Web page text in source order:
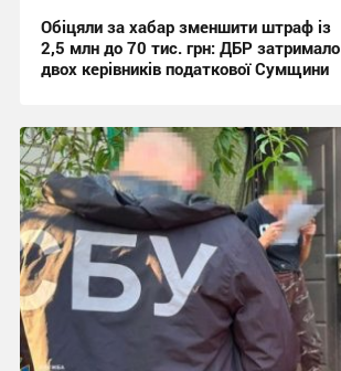
Обіцяли за хабар зменшити штраф із
2,5 млн до 70 тис. грн: ДБР затримало
двох керівників податкової Сумщини
17:42, 6.08.2026